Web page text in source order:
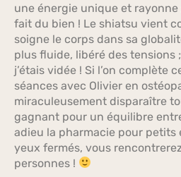
une énergie unique et rayonne
fait du bien ! Le shiatsu vient
soigne le corps dans sa
plus fluide, libéré des tensions
j’étais vidée ! Si l’on complète
séances avec Olivier en
miraculeusement disparaître
gagnant pour un équilibre
adieu la pharmacie pour petits
yeux fermés, vous
personnes !